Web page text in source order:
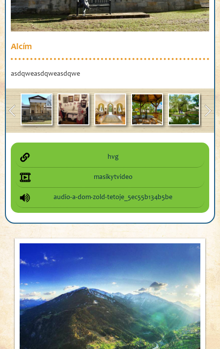
Alcím
asdqweasdqweasdqwe
hvg
masikytvideo
audio-a-dom-zold-tetoje_5ec55b134b5be